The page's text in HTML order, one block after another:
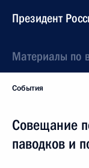
Президент
Материалы по
События
Совещание
паводков и